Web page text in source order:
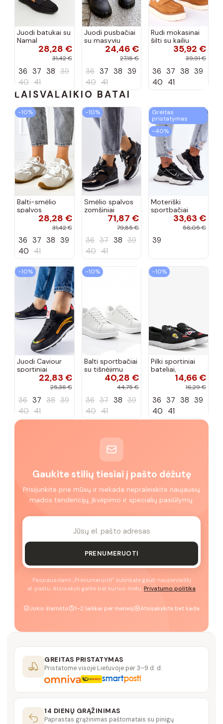
Juodi batukai su
Namal
dekoracija28,28 €
31,42 €
36 37 38 39
40 41
Juodi pusbačiai
su masyviu
padu Teska24,46 €
27,18 €
36 37 38 39
40 41
Rudi mokasinai
šilti su kailiu
35,92 €
39,91 €
36 37 38 39
40 41
LAISVALAIKIO BATAI
−10%
Balti-smėlio
spalvos
sportiniai
Casey
28,28 €
31,42 €
36 37 38 39
40 41
−10%
Smėlio spalvos
zomšiniai
sportiniai
bateliai, „Karino"
71,87 €
79,85 €
36 37 38 39
40 41
Greitas
pristatymas
−40%
Moteriški
sportbačiai
juodos spalvos
33,63 €
56,05 €
39
−10%
Juodi Caviour
sportiniai
sportbačiai22,83 €
25,36 €
36 37 38 39
40 41
−10%
Balti sportbačiai
su tišnėjimu
Peyton40,28 €
44,75 €
36 37 38 39
40 41
−10%
Pilki sportiniai
bateliai,
„Justice"14,66 €
16,29 €
36 37 38 39
40 41
Gaukite stilių tiesiai į pašto dėžutę
Prisijunkite prie mūsų ir niekada nepraleiskite naujausių
mados tendencijų, įkvėpimo ir specialių pasiūlymų.
PRENUMERUOTI
Paspausdami „Prenumeruoti" sutinkate gauti naujienlaiškį
el. paštu. Atsisakyti galite bet kuriuo metu. Privatumo politika
Jokio šlamšto 1–2 laiškai per mėnesį Atsisakykite bet kada
GREITAS PRISTATYMAS
Pristatome visoje Lietuvoje per 3–9 d. d.
14 DIENŲ GRĄŽINIMAS
Paprastas grąžinimas paštomatais su pinigų